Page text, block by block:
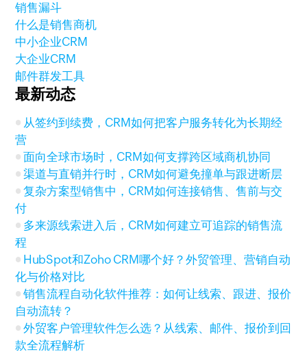
销售漏斗
什么是销售商机
中小企业CRM
大企业CRM
邮件群发工具
最新动态
从签约到续费，CRM如何把客户服务转化为长期经
营
面向全球市场时，CRM如何支撑跨区域商机协同
渠道与直销并行时，CRM如何避免撞单与跟进断层
复杂方案型销售中，CRM如何连接销售、售前与交
付
多来源线索进入后，CRM如何建立可追踪的销售流
程
HubSpot和Zoho CRM哪个好？外贸管理、营销自动
化与价格对比
销售流程自动化软件推荐：如何让线索、跟进、报价
自动流转？
外贸客户管理软件怎么选？从线索、邮件、报价到回
款全流程解析